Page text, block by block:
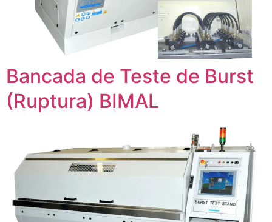
Bancada de Teste de Burst
(Ruptura) BIMAL